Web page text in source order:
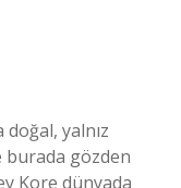
yalnız
burada gözden
Kore dünyada